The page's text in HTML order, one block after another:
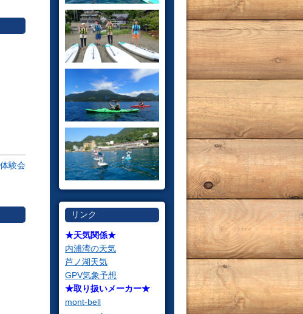
体験会
リンク
★天気関係★
内浦湾の天気
芦ノ湖天気
GPV気象予想
★取り扱いメーカー★
mont-bell